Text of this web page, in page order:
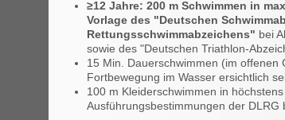
≥12 Jahre: 200 m Schwimmen in
Vorlage des "Deutschen
Rettungsschwimmabzeichens" bei
sowie des "Deutschen Triathlon-
15 Min. Dauerschwimmen (im offenen
Fortbewegung im Wasser ersichtlich
100 m Kleiderschwimmen in
Ausführungsbestimmungen der DLRG